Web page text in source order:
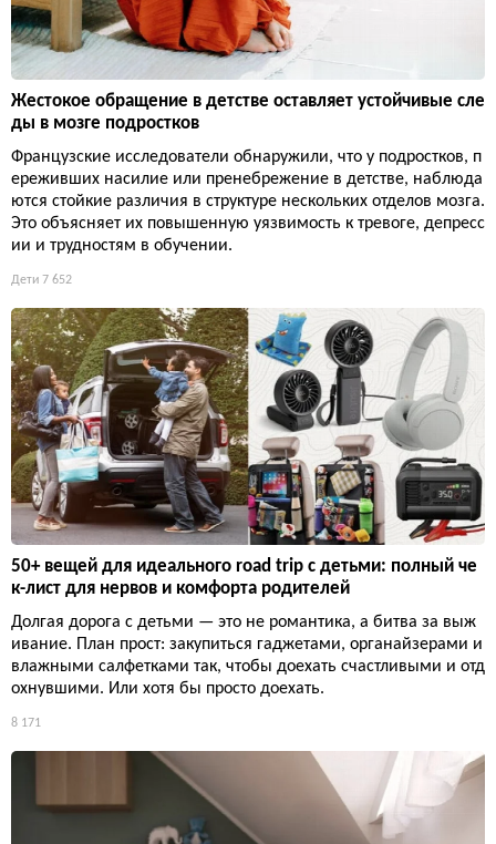
Жестокое обращение в детстве оставляет устойчивые сле
ды в мозге подростков
Французские исследователи обнаружили, что у подростков, п
ереживших насилие или пренебрежение в детстве, наблюда
ются стойкие различия в структуре нескольких отделов мозга.
Это объясняет их повышенную уязвимость к тревоге, депресс
ии и трудностям в обучении.
Дети 7 652
50+ вещей для идеального road trip с детьми: полный че
к-лист для нервов и комфорта родителей
Долгая дорога с детьми — это не романтика, а битва за выж
ивание. План прост: закупиться гаджетами, органайзерами и
влажными салфетками так, чтобы доехать счастливыми и отд
охнувшими. Или хотя бы просто доехать.
8 171